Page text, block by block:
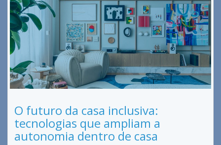
O futuro da casa inclusiva:
tecnologias que ampliam a
autonomia dentro de casa